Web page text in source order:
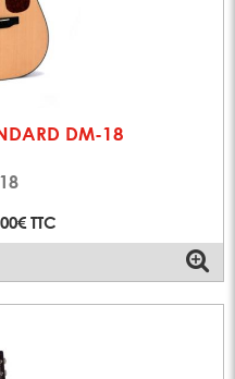
DM-18
TTC